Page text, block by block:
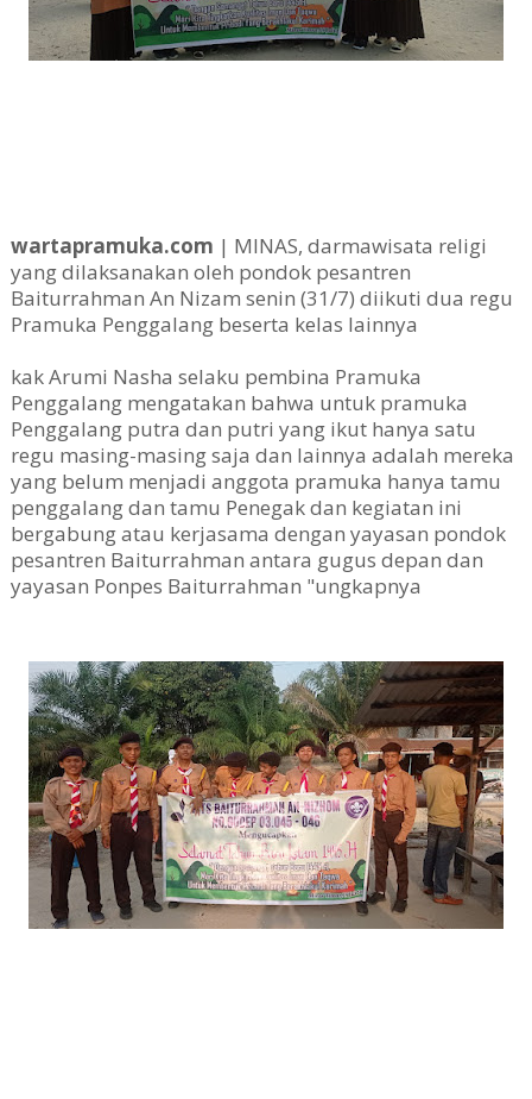
wartapramuka.com | MINAS, darmawisata religi
yang dilaksanakan oleh pondok pesantren
Baiturrahman An Nizam senin (31/7) diikuti dua regu
Pramuka Penggalang beserta kelas lainnya
kak Arumi Nasha selaku pembina Pramuka
Penggalang mengatakan bahwa untuk pramuka
Penggalang putra dan putri yang ikut hanya satu
regu masing-masing saja dan lainnya adalah mereka
yang belum menjadi anggota pramuka hanya tamu
penggalang dan tamu Penegak dan kegiatan ini
bergabung atau kerjasama dengan yayasan pondok
pesantren Baiturrahman antara gugus depan dan
yayasan Ponpes Baiturrahman "ungkapnya